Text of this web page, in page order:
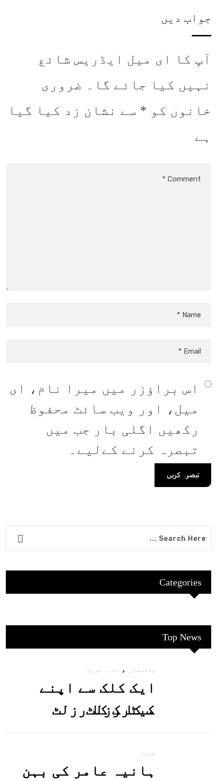
Categories
Top News
پاکستان , تازہ ترین
ایک کلک سے اپنے
میٹرک کا رزلٹ
معلوم کریں
شوبز
ہانیہ عامر کی بہن
جواب دیں
آپ کا ای میل ایڈریس شائع
نہیں کیا جائے گا۔ ضروری
خانوں کو * سے نشان زد کیا گیا
ہے
اس براؤزر میں میرا نام، ای
میل، اور ویب سائٹ محفوظ
رکھیں اگلی بار جب میں
تبصرہ کرنے کےلیے۔